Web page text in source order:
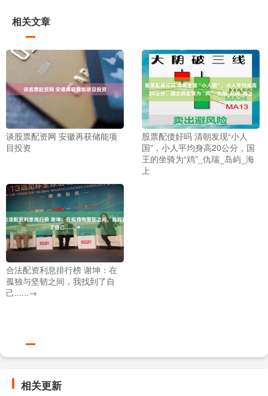
相关文章
谈股票配资网 安徽再获储能项
目投资
股票配债好吗 清朝发现“小人
国”，小人平均身高20公分，国
王的坐骑为“鸡”_仇瑞_岛屿_海
上
合法配资利息排行榜 谢坤：在
孤独与坚韧之间，我找到了自
己......→
相关更新